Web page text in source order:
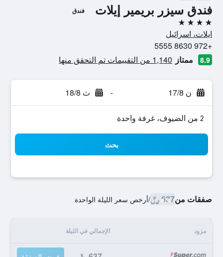
فندق سيزر بريمير إيلات فندق
4 نجوم
ايلات، اسرائيل
+972 8630 5555
8.9 ممتاز 1,140 من التقييمات تم التحقق منها
ن 17/8 - ث 18/8
2 من الضيوف، غرفة واحدة
بحث
صفقات من637 ﷼ /أرخص سعر الليلة الواحدة
مزود الإجمالي في الليلة